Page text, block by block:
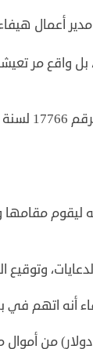
مدير أعمال
بل واقع مر
مقامها
أنه اتهم في
بالاستيلاء على 63 مليون